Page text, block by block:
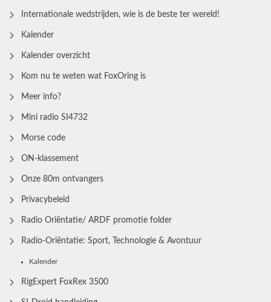
Internationale wedstrijden, wie is de beste ter wereld!
Kalender
Kalender overzicht
Kom nu te weten wat FoxOring is
Meer info?
Mini radio SI4732
Morse code
ON-klassement
Onze 80m ontvangers
Privacybeleid
Radio Oriëntatie/ ARDF promotie folder
Radio‑Oriëntatie: Sport, Technologie & Avontuur
Kalender
RigExpert FoxRex 3500